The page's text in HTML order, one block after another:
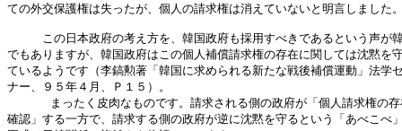
ての外交保護権は失ったが、個人の請求権は消えていないと明言しました
この日本政府の考え方を、韓国政府も採用すべきであるという声が
でもありますが、韓国政府はこの個人補償請求権の存在に関しては沈黙を
ているようです（李鎬勲著「韓国に求められる新たな戦後補償運動」法学
ナー、９５年４月、Ｐ１５）。
まったく皮肉なものです。請求される側の政府が「個人請求権の
確認」する一方で、請求する側の政府が逆に沈黙を守るという「あべこべ